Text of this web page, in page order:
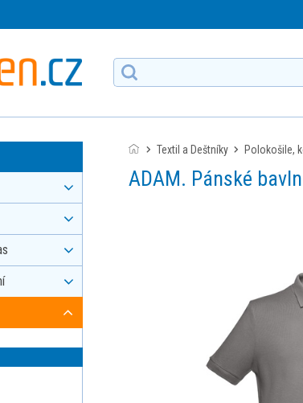
Textil a Deštníky polokošile,
ADAM. Pánské